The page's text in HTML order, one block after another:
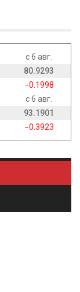
с 6 авг.
80.9293
−0.1998
с 6 авг.
93.1901
−0.3923